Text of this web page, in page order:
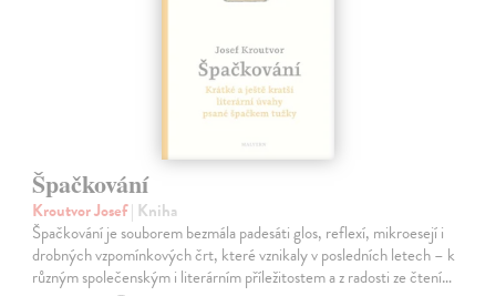
Špačkování
Kroutvor Josef| Kniha
Špačkování je souborem bezmála padesáti glos, reflexí, mikroesejí i
drobných vzpomínkových črt, které vznikaly v posledních letech – k
různým společenským i literárním příležitostem a z radosti ze čtení…